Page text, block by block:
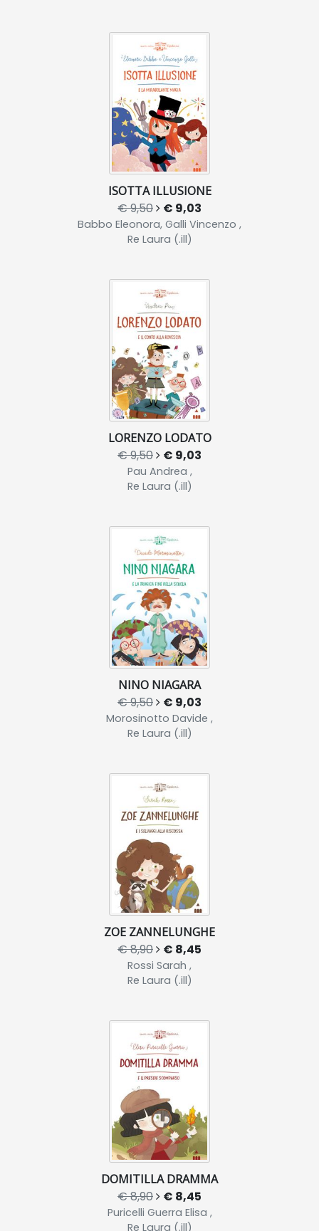
ISOTTA ILLUSIONE
€ 9,50 € 9,03
Babbo Eleonora, Galli Vincenzo ,
Re Laura (.ill)
LORENZO LODATO
€ 9,50 € 9,03
Pau Andrea ,
Re Laura (.ill)
NINO NIAGARA
€ 9,50 € 9,03
Morosinotto Davide ,
Re Laura (.ill)
ZOE ZANNELUNGHE
€ 8,90 € 8,45
Rossi Sarah ,
Re Laura (.ill)
DOMITILLA DRAMMA
€ 8,90 € 8,45
Puricelli Guerra Elisa ,
Re Laura (.ill)